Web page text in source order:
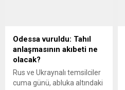
Odessa vuruldu: Tahıl
anlaşmasının akıbeti ne
olacak?
Rus ve Ukraynalı temsilciler
cuma günü, abluka altındaki